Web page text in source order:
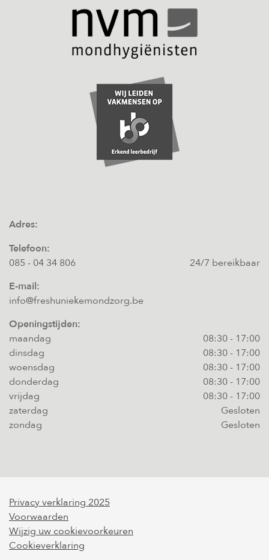
Adres:
Telefoon:
085 - 04 34 806
24/7 bereikbaar
E-mail:
info@freshuniekemondzorg.be
Openingstijden:
maandag
08:30- 17:00
dinsdag
08:30- 17:00
woensdag
08:30- 17:00
donderdag
08:30- 17:00
vrijdag
08:30- 17:00
zaterdag
Gesloten
zondag
Gesloten
Privacy verklaring 2025
Voorwaarden
Wijzig uw cookievoorkeuren
Cookieverklaring